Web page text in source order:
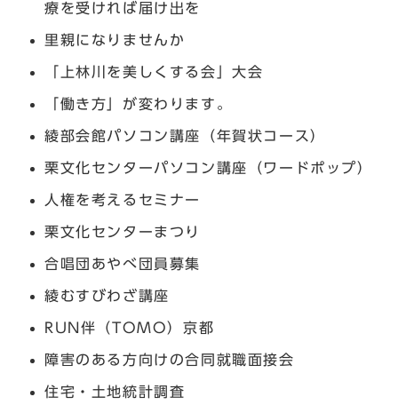
療を受ければ届け出を
里親になりませんか
「上林川を美しくする会」大会
「働き方」が変わります。
綾部会館パソコン講座（年賀状コース）
栗文化センターパソコン講座（ワードポップ）
人権を考えるセミナー
栗文化センターまつり
合唱団あやべ団員募集
綾むすびわざ講座
RUN伴（TOMO）京都
障害のある方向けの合同就職面接会
住宅・土地統計調査